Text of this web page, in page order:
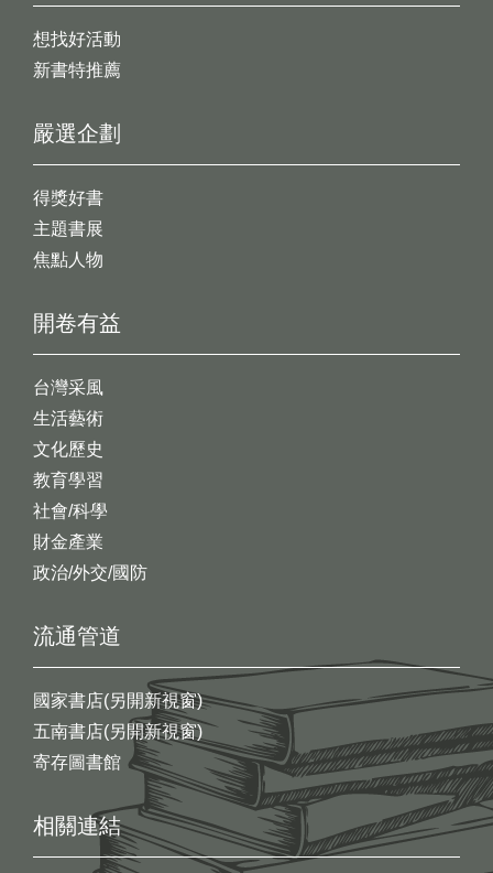
想找好活動
新書特推薦
開卷有益
台灣采風
生活藝術
文化歷史
教育學習
社會/科學
財金產業
政治/外交/國防
嚴選企劃
得獎好書
主題書展
焦點人物
流通管道
國家書店(另開新視窗)
五南書店(另開新視窗)
寄存圖書館
相關連結